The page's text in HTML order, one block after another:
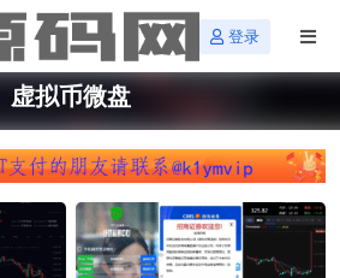
登录
虚拟币微盘